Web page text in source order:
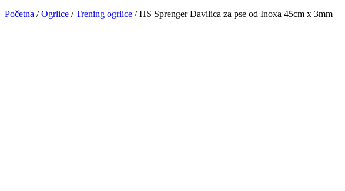
Početna /Ogrlice /Trening ogrlice / HS Sprenger Davilica za pse od Inoxa 45cm x 3mm